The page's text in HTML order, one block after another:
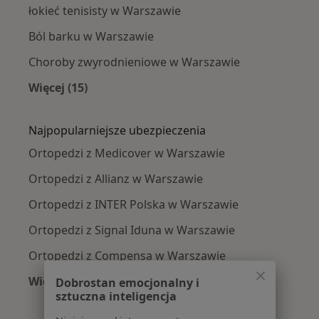
łokieć tenisisty w Warszawie
Ból barku w Warszawie
Choroby zwyrodnieniowe w Warszawie
Więcej (15)
Najpopularniejsze ubezpieczenia
Ortopedzi z Medicover w Warszawie
Ortopedzi z Allianz w Warszawie
Ortopedzi z INTER Polska w Warszawie
Ortopedzi z Signal Iduna w Warszawie
Ortopedzi z Compensa w Warszawie
Więcej (11)
Więcej w kategorii: Najpopularniejsze
Dobrostan emocjonalny i
sztuczna inteligencja